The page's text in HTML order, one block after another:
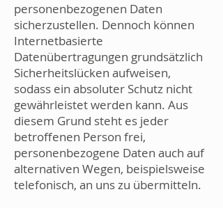
personenbezogenen Daten
sicherzustellen. Dennoch können
Internetbasierte
Datenübertragungen grundsätzlich
Sicherheitslücken aufweisen,
sodass ein absoluter Schutz nicht
gewährleistet werden kann. Aus
diesem Grund steht es jeder
betroffenen Person frei,
personenbezogene Daten auch auf
alternativen Wegen, beispielsweise
telefonisch, an uns zu übermitteln.